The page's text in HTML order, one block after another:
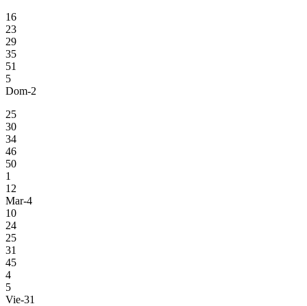
16
23
29
35
51
5
Dom-2
25
30
34
46
50
1
12
Mar-4
10
24
25
31
45
4
5
Vie-31